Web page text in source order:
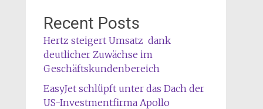
Recent Posts
Hertz steigert Umsatz dank
deutlicher Zuwächse im
Geschäftskundenbereich
EasyJet schlüpft unter das Dach der
US-Investmentfirma Apollo